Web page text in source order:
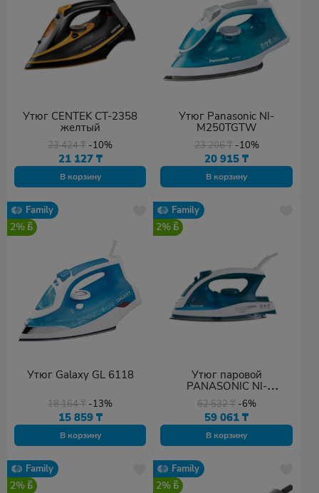
Утюг CENTEK CT-2358
желтый
23 424₸ -10%
21 127 ₸
В корзину
Утюг Panasonic NI-
M250TGTW
23 206₸ -10%
20 915₸
В корзину
Family
2%
Утюг Galaxy GL 6118
18 164₸ -13%
15 859 ₸
В корзину
Family
2%
Утюг паровой
PANASONIC NI-
W900CMTW
62 532₸ -6%
59 061₸
В корзину
Family
2%
Family
2%